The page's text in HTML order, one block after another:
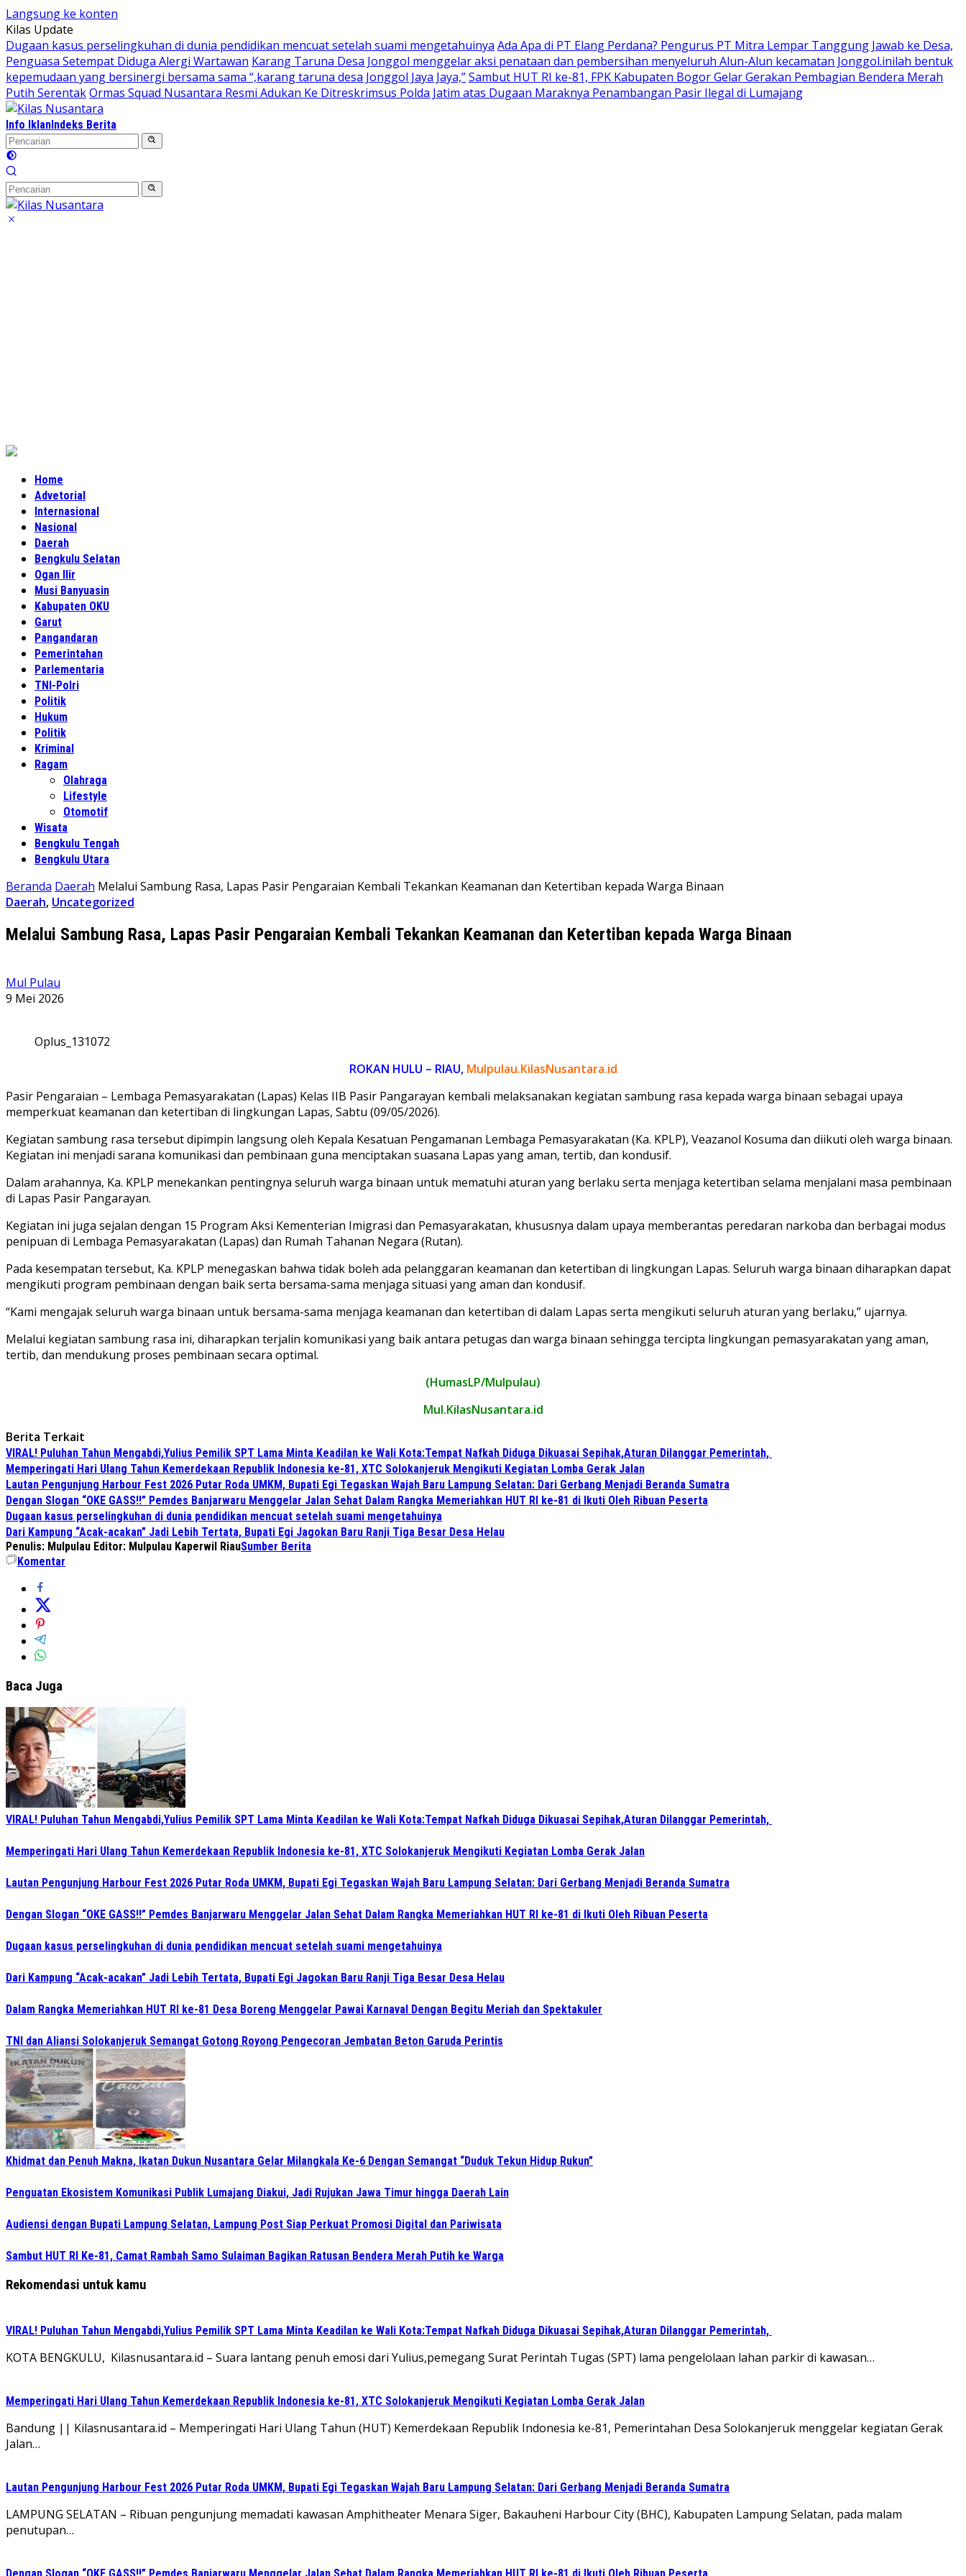
Langsung ke konten
Kilas Update
Dugaan kasus perselingkuhan di dunia pendidikan mencuat setelah suami mengetahuinya Ada Apa di PT Elang Perdana? Pengurus PT Mitra Lempar Tanggung Jawab ke Desa,
Penguasa Setempat Diduga Alergi Wartawan Karang Taruna Desa Jonggol menggelar aksi penataan dan pembersihan menyeluruh Alun-Alun kecamatan Jonggol.inilah bentuk
kepemudaan yang bersinergi bersama sama “,karang taruna desa Jonggol Jaya Jaya,”Sambut HUT RI ke-81, FPK Kabupaten Bogor Gelar Gerakan Pembagian Bendera Merah
Putih SerentakOrmas Squad Nusantara Resmi Adukan Ke Ditreskrimsus Polda Jatim atas Dugaan Maraknya Penambangan Pasir Ilegal di Lumajang
Info IklanIndeks Berita
Home
Advetorial
Internasional
Nasional
Daerah
Bengkulu Selatan
Ogan Ilir
Musi Banyuasin
Kabupaten OKU
Garut
Pangandaran
Pemerintahan
Parlementaria
TNI-Polri
Politik
Hukum
Politik
Kriminal
Ragam
Olahraga
Lifestyle
Otomotif
Wisata
Bengkulu Tengah
Bengkulu Utara
Beranda Daerah Melalui Sambung Rasa, Lapas Pasir Pengaraian Kembali Tekankan Keamanan dan Ketertiban kepada Warga Binaan
Daerah, Uncategorized
Melalui Sambung Rasa, Lapas Pasir Pengaraian Kembali Tekankan Keamanan dan Ketertiban kepada Warga Binaan
Mul Pulau
9 Mei 2026
Oplus_131072
ROKAN HULU – RIAU, Mulpulau.KilasNusantara.id
Pasir Pengaraian – Lembaga Pemasyarakatan (Lapas) Kelas IIB Pasir Pangarayan kembali melaksanakan kegiatan sambung rasa kepada warga binaan sebagai upaya
memperkuat keamanan dan ketertiban di lingkungan Lapas, Sabtu (09/05/2026).
Kegiatan sambung rasa tersebut dipimpin langsung oleh Kepala Kesatuan Pengamanan Lembaga Pemasyarakatan (Ka. KPLP), Veazanol Kosuma dan diikuti oleh warga binaan.
Kegiatan ini menjadi sarana komunikasi dan pembinaan guna menciptakan suasana Lapas yang aman, tertib, dan kondusif.
Dalam arahannya, Ka. KPLP menekankan pentingnya seluruh warga binaan untuk mematuhi aturan yang berlaku serta menjaga ketertiban selama menjalani masa pembinaan
di Lapas Pasir Pangarayan.
Kegiatan ini juga sejalan dengan 15 Program Aksi Kementerian Imigrasi dan Pemasyarakatan, khususnya dalam upaya memberantas peredaran narkoba dan berbagai modus
penipuan di Lembaga Pemasyarakatan (Lapas) dan Rumah Tahanan Negara (Rutan).
Pada kesempatan tersebut, Ka. KPLP menegaskan bahwa tidak boleh ada pelanggaran keamanan dan ketertiban di lingkungan Lapas. Seluruh warga binaan diharapkan dapat
mengikuti program pembinaan dengan baik serta bersama-sama menjaga situasi yang aman dan kondusif.
“Kami mengajak seluruh warga binaan untuk bersama-sama menjaga keamanan dan ketertiban di dalam Lapas serta mengikuti seluruh aturan yang berlaku,” ujarnya.
Melalui kegiatan sambung rasa ini, diharapkan terjalin komunikasi yang baik antara petugas dan warga binaan sehingga tercipta lingkungan pemasyarakatan yang aman,
tertib, dan mendukung proses pembinaan secara optimal.
(HumasLP/Mulpulau)
Mul.KilasNusantara.id
Berita Terkait
VIRAL! Puluhan Tahun Mengabdi,Yulius Pemilik SPT Lama Minta Keadilan ke Wali Kota:Tempat Nafkah Diduga Dikuasai Sepihak,Aturan Dilanggar Pemerintah,
Memperingati Hari Ulang Tahun Kemerdekaan Republik Indonesia ke-81, XTC Solokanjeruk Mengikuti Kegiatan Lomba Gerak Jalan
Lautan Pengunjung Harbour Fest 2026 Putar Roda UMKM, Bupati Egi Tegaskan Wajah Baru Lampung Selatan: Dari Gerbang Menjadi Beranda Sumatra
Dengan Slogan “OKE GASS!!” Pemdes Banjarwaru Menggelar Jalan Sehat Dalam Rangka Memeriahkan HUT RI ke-81 di Ikuti Oleh Ribuan Peserta
Dugaan kasus perselingkuhan di dunia pendidikan mencuat setelah suami mengetahuinya
Dari Kampung “Acak-acakan” Jadi Lebih Tertata, Bupati Egi Jagokan Baru Ranji Tiga Besar Desa Helau
Penulis: Mulpulau Editor: Mulpulau Kaperwil RiauSumber Berita
Komentar
Baca Juga
VIRAL! Puluhan Tahun Mengabdi,Yulius Pemilik SPT Lama Minta Keadilan ke Wali Kota:Tempat Nafkah Diduga Dikuasai Sepihak,Aturan Dilanggar Pemerintah,
Memperingati Hari Ulang Tahun Kemerdekaan Republik Indonesia ke-81, XTC Solokanjeruk Mengikuti Kegiatan Lomba Gerak Jalan
Lautan Pengunjung Harbour Fest 2026 Putar Roda UMKM, Bupati Egi Tegaskan Wajah Baru Lampung Selatan: Dari Gerbang Menjadi Beranda Sumatra
Dengan Slogan “OKE GASS!!” Pemdes Banjarwaru Menggelar Jalan Sehat Dalam Rangka Memeriahkan HUT RI ke-81 di Ikuti Oleh Ribuan Peserta
Dugaan kasus perselingkuhan di dunia pendidikan mencuat setelah suami mengetahuinya
Dari Kampung “Acak-acakan” Jadi Lebih Tertata, Bupati Egi Jagokan Baru Ranji Tiga Besar Desa Helau
Dalam Rangka Memeriahkan HUT RI ke-81 Desa Boreng Menggelar Pawai Karnaval Dengan Begitu Meriah dan Spektakuler
TNI dan Aliansi Solokanjeruk Semangat Gotong Royong Pengecoran Jembatan Beton Garuda Perintis
Khidmat dan Penuh Makna, Ikatan Dukun Nusantara Gelar Milangkala Ke-6 Dengan Semangat “Duduk Tekun Hidup Rukun”
Penguatan Ekosistem Komunikasi Publik Lumajang Diakui, Jadi Rujukan Jawa Timur hingga Daerah Lain
Audiensi dengan Bupati Lampung Selatan, Lampung Post Siap Perkuat Promosi Digital dan Pariwisata
Sambut HUT RI Ke-81, Camat Rambah Samo Sulaiman Bagikan Ratusan Bendera Merah Putih ke Warga
Rekomendasi untuk kamu
VIRAL! Puluhan Tahun Mengabdi,Yulius Pemilik SPT Lama Minta Keadilan ke Wali Kota:Tempat Nafkah Diduga Dikuasai Sepihak,Aturan Dilanggar Pemerintah,
KOTA BENGKULU, Kilasnusantara.id – Suara lantang penuh emosi dari Yulius,pemegang Surat Perintah Tugas (SPT) lama pengelolaan lahan parkir di kawasan…
Memperingati Hari Ulang Tahun Kemerdekaan Republik Indonesia ke-81, XTC Solokanjeruk Mengikuti Kegiatan Lomba Gerak Jalan
Bandung || Kilasnusantara.id – Memperingati Hari Ulang Tahun (HUT) Kemerdekaan Republik Indonesia ke-81, Pemerintahan Desa Solokanjeruk menggelar kegiatan Gerak
Jalan…
Lautan Pengunjung Harbour Fest 2026 Putar Roda UMKM, Bupati Egi Tegaskan Wajah Baru Lampung Selatan: Dari Gerbang Menjadi Beranda Sumatra
LAMPUNG SELATAN – Ribuan pengunjung memadati kawasan Amphitheater Menara Siger, Bakauheni Harbour City (BHC), Kabupaten Lampung Selatan, pada malam
penutupan…
Dengan Slogan “OKE GASS!!” Pemdes Banjarwaru Menggelar Jalan Sehat Dalam Rangka Memeriahkan HUT RI ke-81 di Ikuti Oleh Ribuan Peserta